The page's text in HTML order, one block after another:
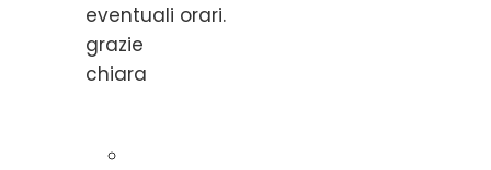
eventuali orari.
grazie
chiara